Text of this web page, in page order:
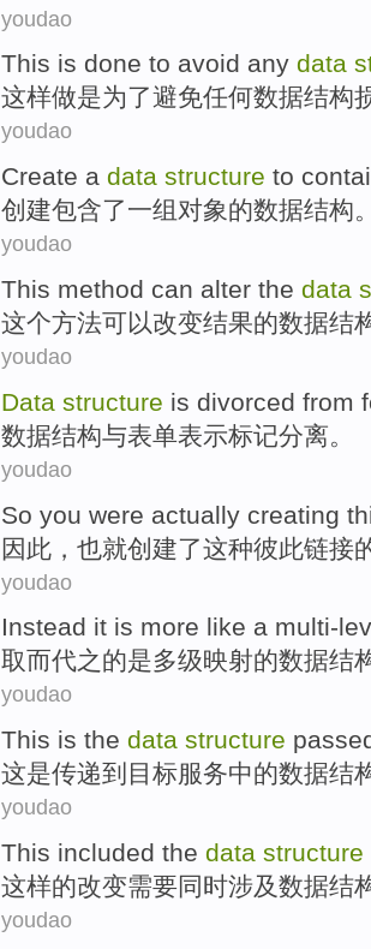
youdao
This is done to avoid any data
这样做是为了避免任何数据结构
youdao
Create a data structure to
创建包含了一组对象的数据结构
youdao
This method can alter the data
这个方法可以改变结果的数据结
youdao
Data structure is divorced from
数据结构与表单表示标记分离。
youdao
So you were actually creating
因此 ， 也就创建了这种彼此链接
youdao
Instead it is more like a multi-
取而代之的是多级映射的数据结
youdao
This is the data structure
这是传递到 目标服务中的数据结
youdao
This included the data structure
这样的改变需要同时涉及数据结
youdao